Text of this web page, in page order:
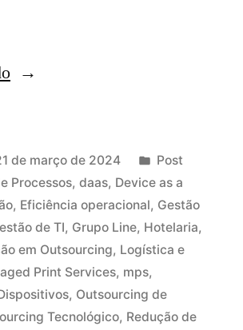
de março de 2024
Post
Processos, daas, Device as a
, Eficiência operacional, Gestão
de TI, Grupo Line, Hotelaria,
em Outsourcing, Logística e
Print Services, mps,
, Outsourcing de
Tecnológico, Redução de